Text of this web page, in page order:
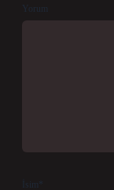
Yorum
İsim*